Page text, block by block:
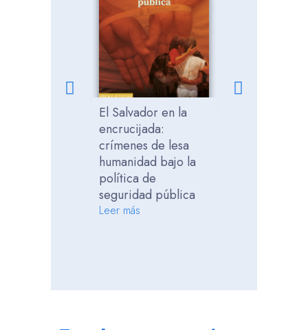
El Salvador en la
encrucijada:
crímenes de lesa
humanidad bajo la
política de
seguridad pública
Leer más